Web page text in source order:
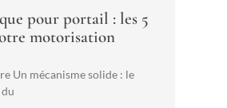
pour portail : les 5
motorisation
Un mécanisme solide : le